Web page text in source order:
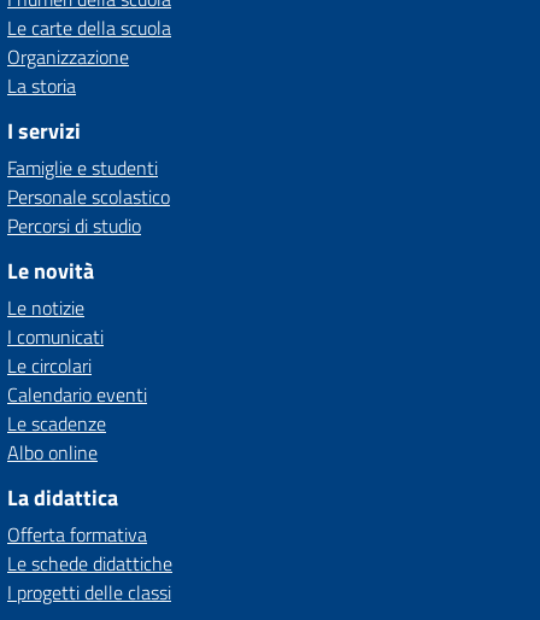
Le carte della scuola
Organizzazione
La storia
I servizi
Famiglie e studenti
Personale scolastico
Percorsi di studio
Le novità
Le notizie
I comunicati
Le circolari
Calendario eventi
Le scadenze
Albo online
La didattica
Offerta formativa
Le schede didattiche
I progetti delle classi